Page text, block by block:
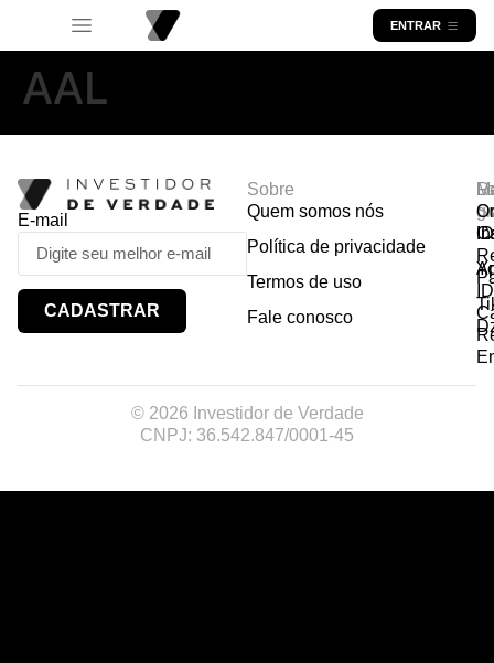
ENTRAR
AAL
E-mail
CADASTRAR
Sobre
Quem somos nós
Política de privacidade
Termos de uso
Fale conosco
© 2026 Investidor de Verdade
CNPJ: 36.542.847/0001-45